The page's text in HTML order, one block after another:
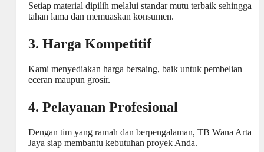
Setiap material dipilih melalui standar mutu terbaik sehingga
tahan lama dan memuaskan konsumen.
3. Harga Kompetitif
Kami menyediakan harga bersaing, baik untuk pembelian
eceran maupun grosir.
4. Pelayanan Profesional
Dengan tim yang ramah dan berpengalaman, TB Wana Arta
Jaya siap membantu kebutuhan proyek Anda.